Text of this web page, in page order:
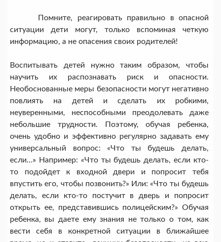
Помните, реагировать правильно в опасной
ситуации дети могут, только вспоминая четкую
информацию, а не опасения своих родителей!
Воспитывать детей нужно таким образом, чтобы
научить их распознавать риск и опасности.
Необоснованные меры безопасности могут негативно
повлиять на детей и сделать их робкими,
неуверенными, неспособными преодолевать даже
небольшие трудности. Поэтому, обучая ребенка,
очень удобно и эффективно регулярно задавать ему
универсальный вопрос: «Что ты будешь делать,
если…» Например: «Что ты будешь делать, если кто-
то подойдет к входной двери и попросит тебя
впустить его, чтобы позвонить?» Или: «Что ты будешь
делать, если кто-то постучит в дверь и попросит
открыть ее, представившись полицейским?» Обучая
ребенка, вы даете ему знания не только о том, как
вести себя в конкретной ситуации в ближайшее